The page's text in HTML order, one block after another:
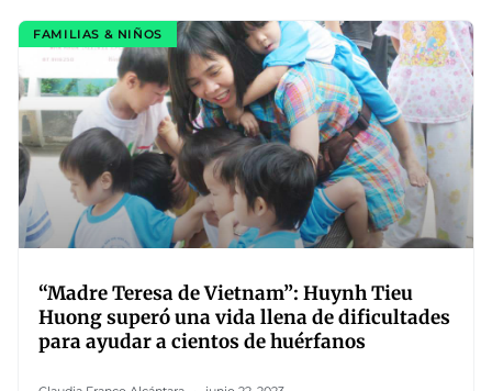
FAMILIAS & NIÑOS
“Madre Teresa de Vietnam”: Huynh Tieu
Huong superó una vida llena de dificultades
para ayudar a cientos de huérfanos